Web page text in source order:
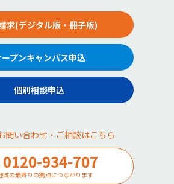
求(デジタル版・冊子版)
プンキャンパス申込
個別相談申込
問い合わせ・ご相談はこちら
0120-934-707
域の最寄りの拠点につながります